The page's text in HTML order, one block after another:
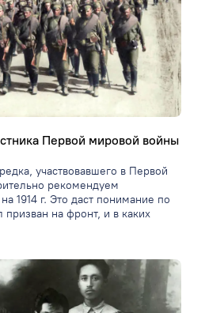
Первой мировой войны
участвовавшего в Первой
рекомендуем
1914 г. Это даст понимание по
на фронт, и в каких